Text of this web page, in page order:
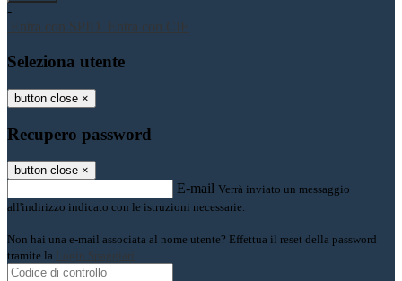
-
Entra con SPID
Entra con CIE
Seleziona utente
button close ×
Recupero password
button close ×
E-mail Verrà inviato un messaggio
all'indirizzo indicato con le istruzioni necessarie.
Non hai una e-mail associata al nome utente? Effettua il reset della password
tramite la Login Spaggiari